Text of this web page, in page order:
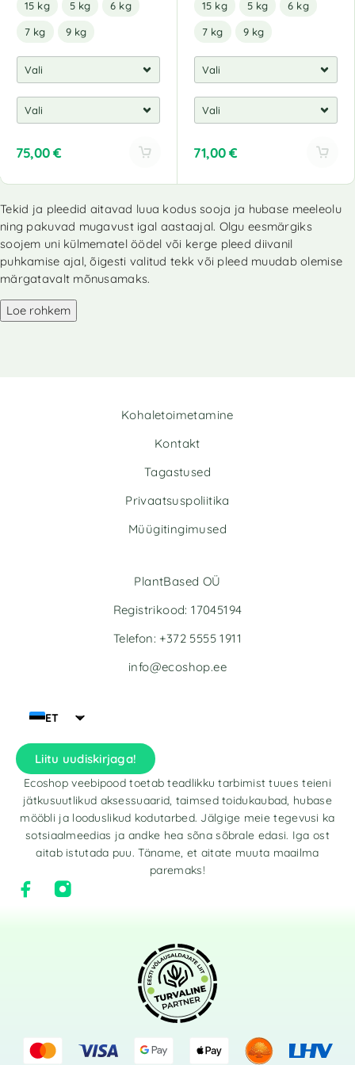
15 kg 5 kg 6 kg
7 kg 9 kg
75,00€
t
e
r
n
a
i
v
15 kg 5 kg 6 kg
7 kg 9 kg
71,00€
t
e
r
n
Tekid ja pleedid aitavad luua kodus sooja ja hubase meeleolu
ning pakuvad mugavust igal aastaajal. Olgu eesmärgiks
soojem uni külmematel öödel või kerge pleed diivanil
puhkamise ajal, õigesti valitud tekk või pleed muudab olemise
märgatavalt mõnusamaks.
Loe rohkem
Kohaletoimetamine
Kontakt
Tagastused
Privaatsuspoliitika
Müügitingimused
ET
Liitu uudiskirjaga!
Ecoshop veebipood toetab teadlikku tarbimist tuues teieni
jätkusuutlikud aksessuaarid, taimsed toidukaubad, hubase
mööbli ja looduslikud kodutarbed. Jälgige meie tegevusi ka
sotsiaalmeedias ja andke hea sõna sõbrale edasi. Iga ost
aitab istutada puu. Täname, et aitate muuta maailma
paremaks!
PlantBased OÜ
Registrikood: 17045194
Telefon: +372 5555 1911
info@ecoshop.ee